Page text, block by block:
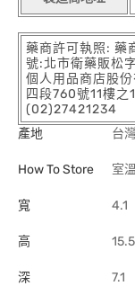
藥商許可執照:
號:北市衛藥販松
個人用品商店股
四段760號11樓
(02)27421234
產地
台
How To Store 室溫
寬 4.1
高 15.5
深 7.1